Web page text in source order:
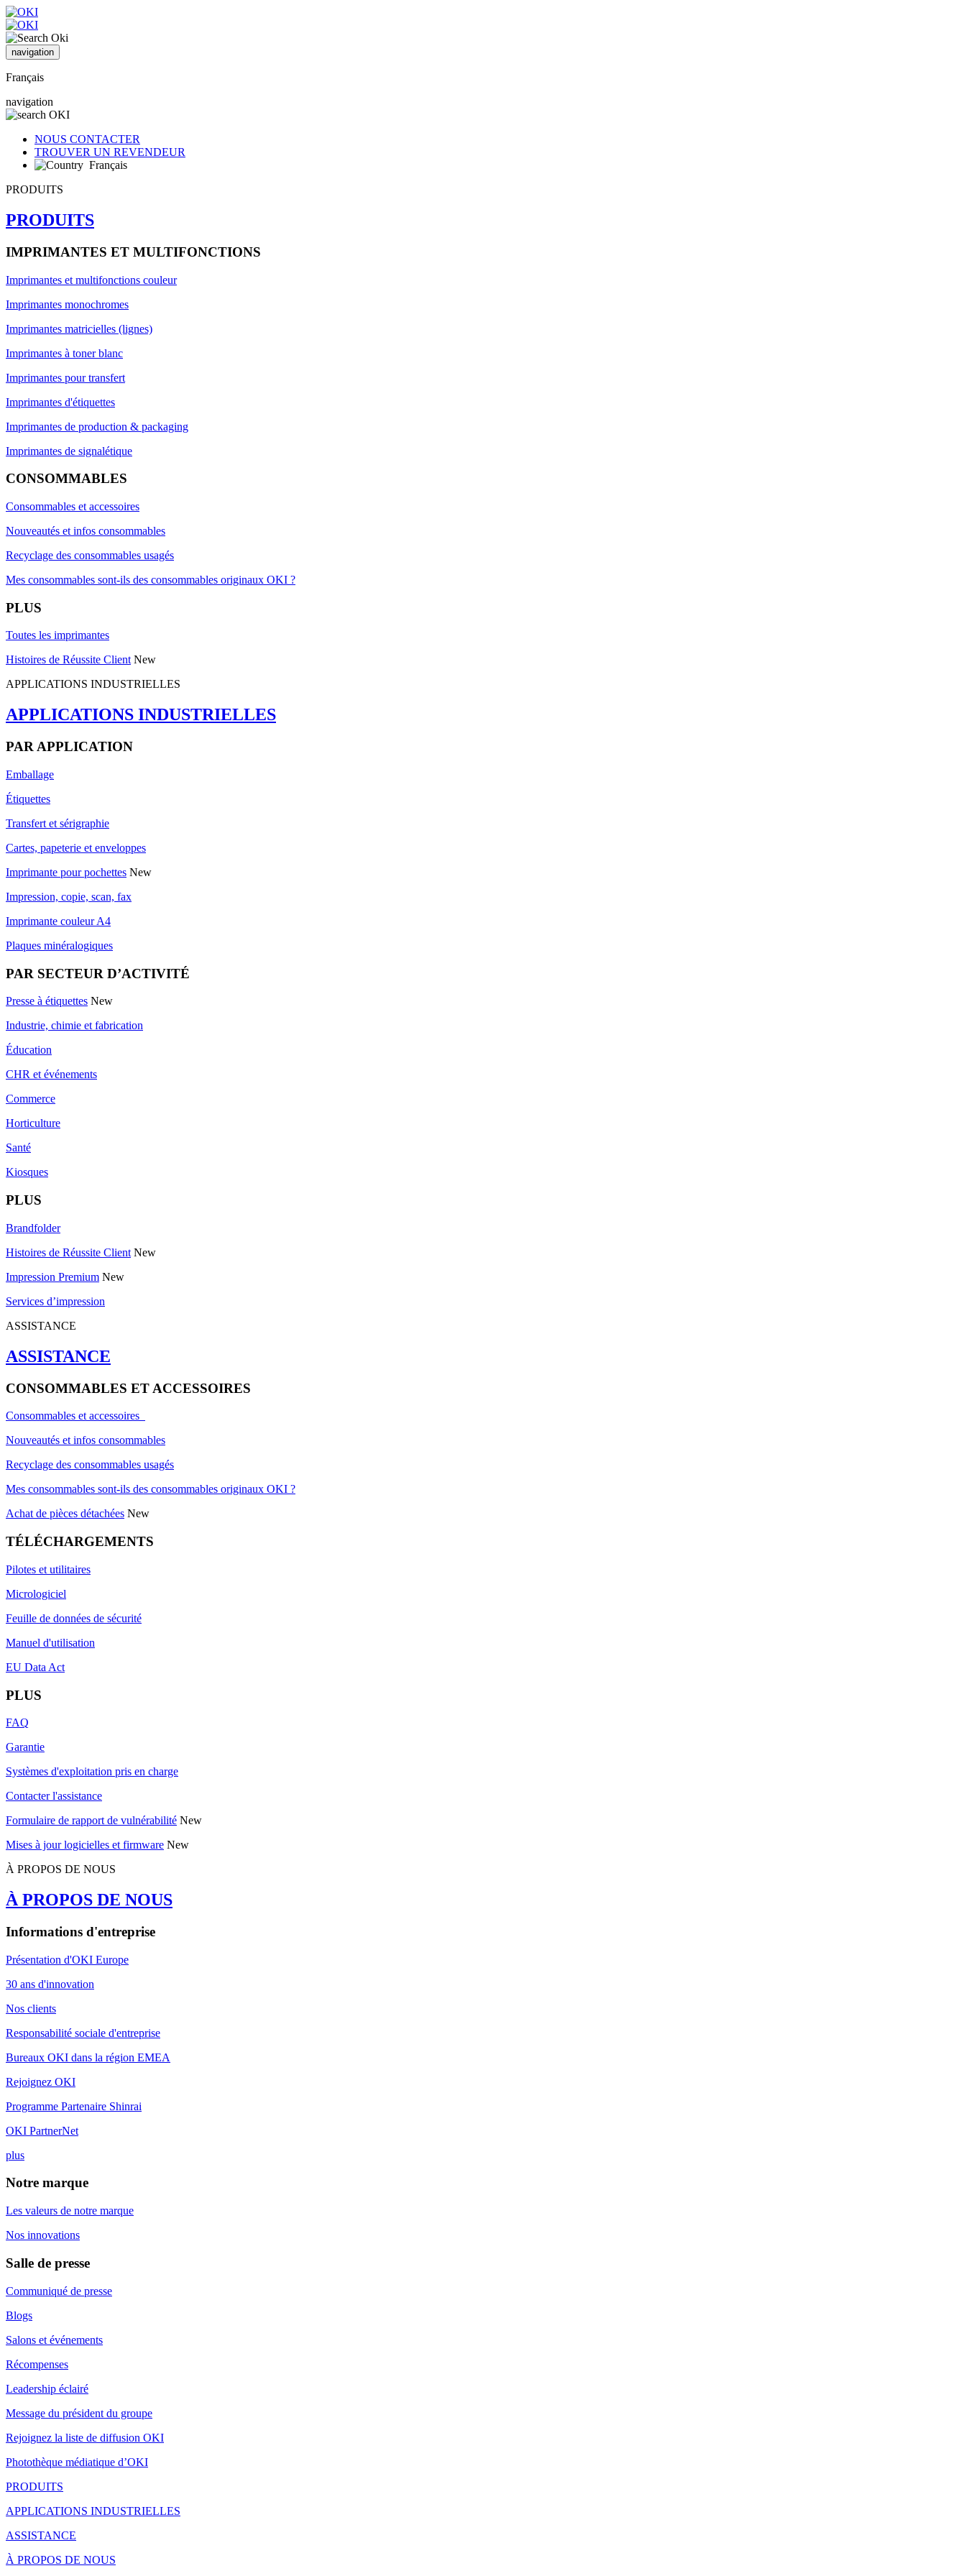
navigation
Français
navigation
NOUS CONTACTER
TROUVER UN REVENDEUR
Français
PRODUITS
PRODUITS
IMPRIMANTES ET MULTIFONCTIONS
Imprimantes et multifonctions couleur
Imprimantes monochromes
Imprimantes matricielles (lignes)
Imprimantes à toner blanc
Imprimantes pour transfert
Imprimantes d'étiquettes
Imprimantes de production & packaging
Imprimantes de signalétique
CONSOMMABLES
Consommables et accessoires
Nouveautés et infos consommables
Recyclage des consommables usagés
Mes consommables sont-ils des consommables originaux OKI ?
PLUS
Toutes les imprimantes
Histoires de Réussite Client New
APPLICATIONS INDUSTRIELLES
APPLICATIONS INDUSTRIELLES
PAR APPLICATION
Emballage
Étiquettes
Transfert et sérigraphie
Cartes, papeterie et enveloppes
Imprimante pour pochettes New
Impression, copie, scan, fax
Imprimante couleur A4
Plaques minéralogiques
PAR SECTEUR D’ACTIVITÉ
Presse à étiquettes New
Industrie, chimie et fabrication
Éducation
CHR et événements
Commerce
Horticulture
Santé
Kiosques
PLUS
Brandfolder
Histoires de Réussite Client New
Impression Premium New
Services d’impression
ASSISTANCE
ASSISTANCE
CONSOMMABLES ET ACCESSOIRES
Consommables et accessoires
Nouveautés et infos consommables
Recyclage des consommables usagés
Mes consommables sont-ils des consommables originaux OKI ?
Achat de pièces détachées New
TÉLÉCHARGEMENTS
Pilotes et utilitaires
Micrologiciel
Feuille de données de sécurité
Manuel d'utilisation
EU Data Act
PLUS
FAQ
Garantie
Systèmes d'exploitation pris en charge
Contacter l'assistance
Formulaire de rapport de vulnérabilité New
Mises à jour logicielles et firmware New
À PROPOS DE NOUS
À PROPOS DE NOUS
Informations d'entreprise
Présentation d'OKI Europe
30 ans d'innovation
Nos clients
Responsabilité sociale d'entreprise
Bureaux OKI dans la région EMEA
Rejoignez OKI
Programme Partenaire Shinrai
OKI PartnerNet
plus
Notre marque
Les valeurs de notre marque
Nos innovations
Salle de presse
Communiqué de presse
Blogs
Salons et événements
Récompenses
Leadership éclairé
Message du président du groupe
Rejoignez la liste de diffusion OKI
Photothèque médiatique d’OKI
PRODUITS
APPLICATIONS INDUSTRIELLES
ASSISTANCE
À PROPOS DE NOUS